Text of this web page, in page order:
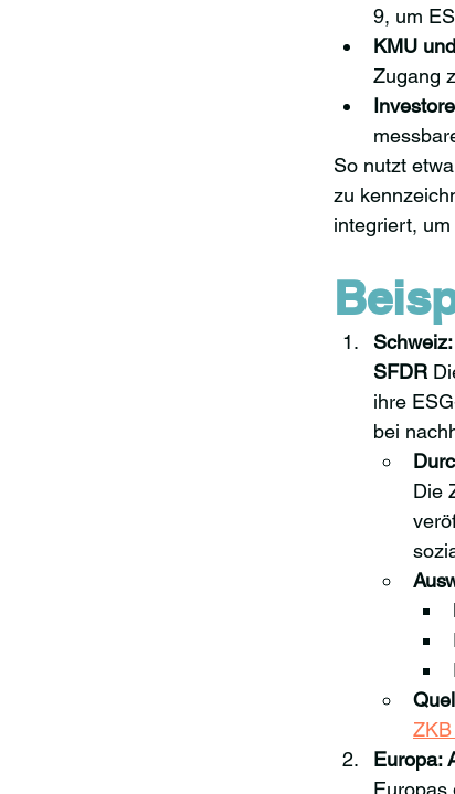
9, um
KMU
Zugang
So nutzt
zu
integriert,
SFDR
ihre
bei
Die
Europa: